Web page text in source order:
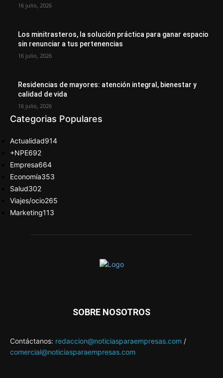
16 julio, 2026
Los minitrasteros, la solución práctica para ganar espacio
sin renunciar a tus pertenencias
16 julio, 2026
Residencias de mayores: atención integral, bienestar y
calidad de vida
16 julio, 2026
Categorias Populares
Actualidad914
+NPE692
Empresa664
Economía353
Salud302
Viajes/ocio265
Marketing113
SOBRE NOSOTROS
Contáctanos: redaccion@noticiasparaempresas.com /
comercial@noticiasparaempresas.com